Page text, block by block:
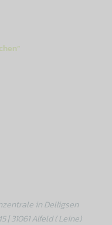
in Delligsen
| 31061 Alfeld ( Leine)